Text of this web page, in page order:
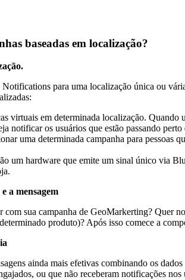
baseadas em localização?
para uma localização única ou
virtuais em determinada localização.
notificar os usuários que estão passando perto
uma determinada campanha para pessoas
um hardware que emite um sinal único via
a mensagem
com sua campanha de GeoMarkerting? Quer
produto)? Após isso comece a
ainda mais efetivas combinando os
ou que não receberam notificações